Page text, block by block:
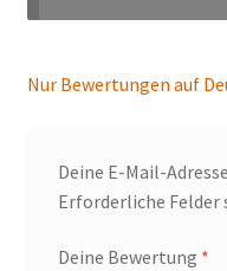
Nur Bewertungen auf
Deine E-Mail-
Erforderliche Felder
Deine Bewertung *